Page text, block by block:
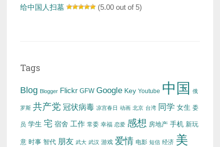
给中国人扫墓 (5.00 out of 5)
Tags
Blog Blogger Flickr GFW Google Key Youtube 中国 俄
罗斯 共产党 冠状病毒 凉宫春日 动画 北京 台湾 同学 女生 委
员 学生 宅 宿舍 工作 常委 幸福 恋爱 感想 房地产 手机 新玩
意 时事 智代 朋友 武大 武汉 游戏 爱情 电影 短信 经济 美